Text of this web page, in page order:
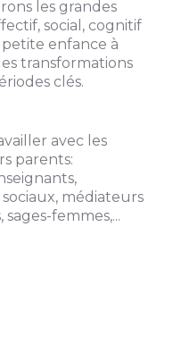
les grandes
social, cognitif
enfance à
transformations
clés.
avec les
parents:
médiateurs
femmes,...